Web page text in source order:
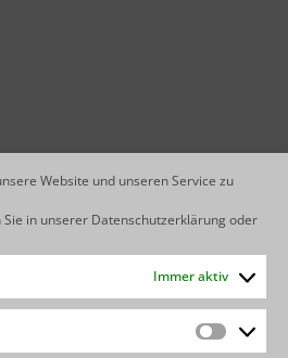
Website und unseren Service zu
in unserer Datenschutzerklärungoder
Immer aktiv
IHR-KNOW-HOW-
AGENTIC-